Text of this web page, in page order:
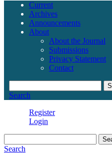
Current
Archives
Announcements
About
About the Journal
Submissions
Privacy Statement
Contact
Search
Register
Login
Search